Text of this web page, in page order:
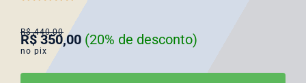
C
l
s
R$ 440,00
R$ 350,00 (20% de desconto)
no pix